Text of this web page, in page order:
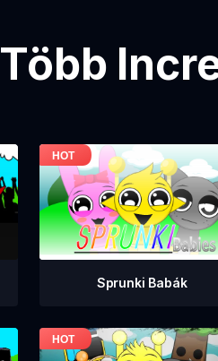
Több
Sprunki Babák